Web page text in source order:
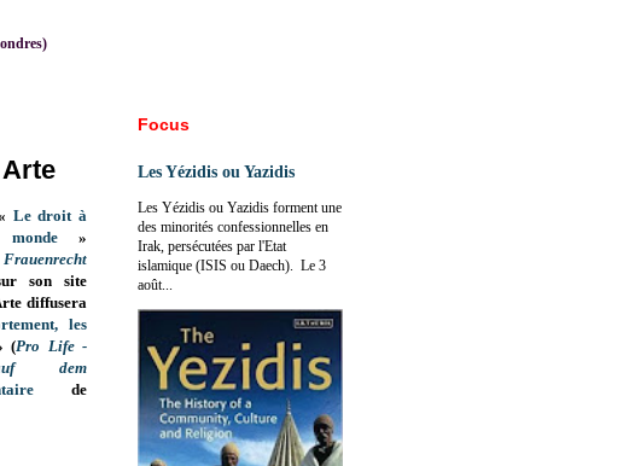
Le droit à
»
son site
diffusera
les
(Pro Life -
auf dem
de
Focus
Les Yézidis ou Yazidis
Les Yézidis ou Yazidis forment une
des minorités confessionnelles en
Irak, persécutées par l'Etat
islamique (ISIS ou Daech). Le 3
août...